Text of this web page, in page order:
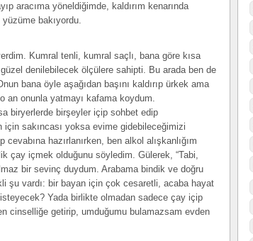
aracıma yöneldiğimde, kaldırım kenarında
bakıyordu.
Kumral tenli, kumral saçlı, bana göre kısa
denilebilecek ölçülere sahipti. Bu arada ben de
bana öyle aşağıdan başını kaldırıp ürkek ama
an onunla yatmayı kafama koydum.
biryerlerde birşeyler içip sohbet edip
sakıncası yoksa evime gidebileceğimizi
hazırlanırken, ben alkol alışkanlığım
çay içmek olduğunu söyledim. Gülerek, “Tabi,
bir sevinç duydum. Arabama bindik ve doğru
şu vardı: bir bayan için çok cesaretli, acaba hayat
isteyecek? Yada birlikte olmadan sadece çay içip
cinselliğe getirip, umduğumu bulamazsam evden